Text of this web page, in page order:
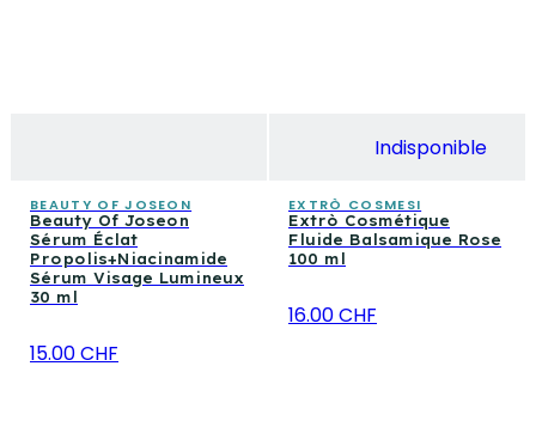
BEAUTY OF JOSEON
Beauty Of Joseon
Sérum Éclat
Propolis+Niacinamide
Sérum Visage Lumineux
30 ml
15.00 CHF
Indisponible
EXTRÒ COSMESI
Extrò Cosmétique
Fluide Balsamique Rose
100 ml
16.00 CHF